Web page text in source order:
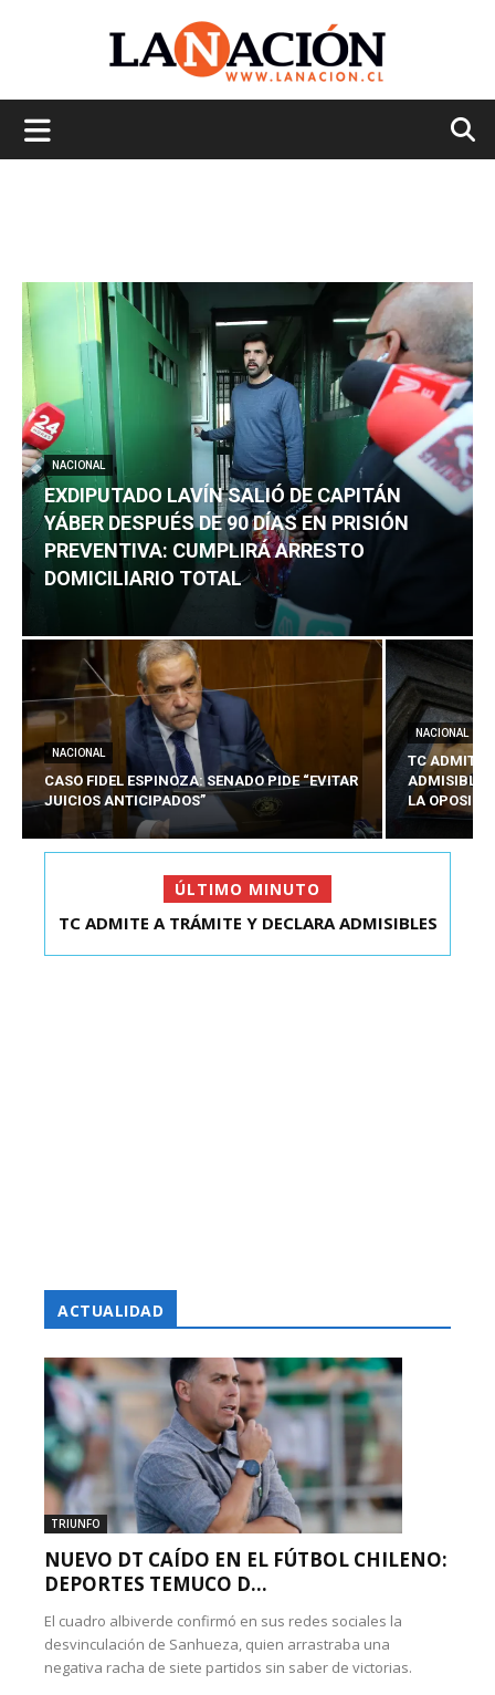
NACIONAL
EXDIPUTADO LAVÍN SALIÓ DE CAPITÁN
YÁBER DESPUÉS DE 90 DÍAS EN PRISIÓN
PREVENTIVA: CUMPLIRÁ ARRESTO
DOMICILIARIO TOTAL
NACIONAL
CASO FIDEL ESPINOZA: SENADO PIDE “EVITAR
JUICIOS ANTICIPADOS”
NACIONAL
TC ADMITE
ADMISIBLES
LA
ÚLTIMO MINUTO
EXDIPUTADO LAVÍN SALIÓ DE CAPITÁN YÁBER
ACTUALIDAD
TRIUNFO
NUEVO DT CAÍDO EN EL FÚTBOL CHILENO:
DEPORTES TEMUCO D...
El cuadro albiverde confirmó en sus redes sociales la
desvinculación de Sanhueza, quien arrastraba una
negativa racha de siete partidos sin saber de victorias.